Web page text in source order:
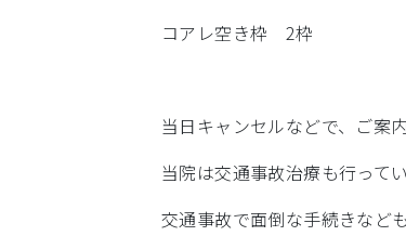
コアレ空き枠 2枠
当日キャンセルなどで、ご案
当院は交通事故治療も行ってい
交通事故で面倒な手続きなど